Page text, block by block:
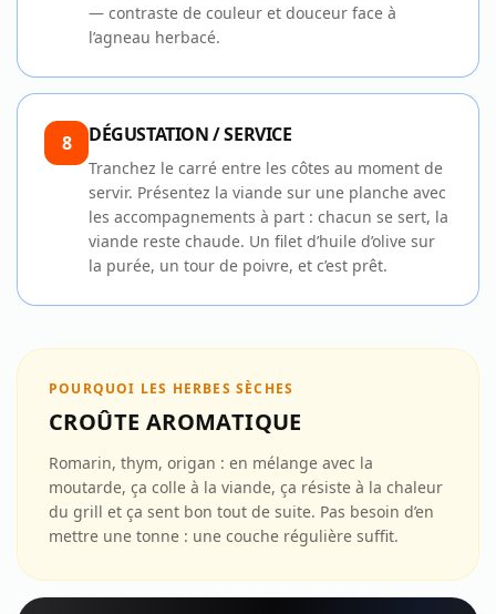
— contraste de couleur et douceur face à
l’agneau herbacé.
8 DÉGUSTATION / SERVICE
Tranchez le carré entre les côtes au moment de
servir. Présentez la viande sur une planche avec
les accompagnements à part : chacun se sert, la
viande reste chaude. Un filet d’huile d’olive sur
la purée, un tour de poivre, et c’est prêt.
POURQUOI LES HERBES SÈCHES
CROÛTE AROMATIQUE
Romarin, thym, origan : en mélange avec la
moutarde, ça colle à la viande, ça résiste à la chaleur
du grill et ça sent bon tout de suite. Pas besoin d’en
mettre une tonne : une couche régulière suffit.